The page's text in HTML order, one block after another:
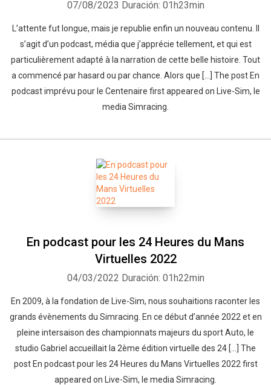
07/08/2023 Duración: 01h23min
L’attente fut longue, mais je republie enfin un nouveau contenu. Il
s’agit d’un podcast, média que j’apprécie tellement, et qui est
particulièrement adapté à la narration de cette belle histoire. Tout
a commencé par hasard ou par chance. Alors que […] The post En
podcast imprévu pour le Centenaire first appeared on Live-Sim, le
media Simracing.
En podcast pour les 24 Heures du Mans
Virtuelles 2022
04/03/2022 Duración: 01h22min
En 2009, à la fondation de Live-Sim, nous souhaitions raconter les
grands évènements du Simracing. En ce début d’année 2022 et en
pleine intersaison des championnats majeurs du sport Auto, le
studio Gabriel accueillait la 2ème édition virtuelle des 24 […] The
post En podcast pour les 24 Heures du Mans Virtuelles 2022 first
appeared on Live-Sim, le media Simracing.